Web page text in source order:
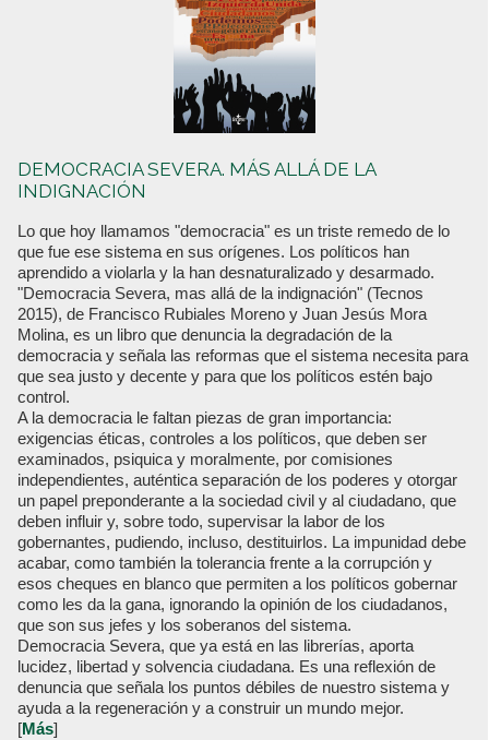
DEMOCRACIA SEVERA. MÁS ALLÁ DE LA
INDIGNACIÓN
Lo que hoy llamamos "democracia" es un triste remedo de lo
que fue ese sistema en sus orígenes. Los políticos han
aprendido a violarla y la han desnaturalizado y desarmado.
"Democracia Severa, mas allá de la indignación" (Tecnos
2015), de Francisco Rubiales Moreno y Juan Jesús Mora
Molina, es un libro que denuncia la degradación de la
democracia y señala las reformas que el sistema necesita para
que sea justo y decente y para que los políticos estén bajo
control.
A la democracia le faltan piezas de gran importancia:
exigencias éticas, controles a los políticos, que deben ser
examinados, psiquica y moralmente, por comisiones
independientes, auténtica separación de los poderes y otorgar
un papel preponderante a la sociedad civil y al ciudadano, que
deben influir y, sobre todo, supervisar la labor de los
gobernantes, pudiendo, incluso, destituirlos. La impunidad debe
acabar, como también la tolerancia frente a la corrupción y
esos cheques en blanco que permiten a los políticos gobernar
como les da la gana, ignorando la opinión de los ciudadanos,
que son sus jefes y los soberanos del sistema.
Democracia Severa, que ya está en las librerías, aporta
lucidez, libertad y solvencia ciudadana. Es una reflexión de
denuncia que señala los puntos débiles de nuestro sistema y
ayuda a la regeneración y a construir un mundo mejor.
[Más]